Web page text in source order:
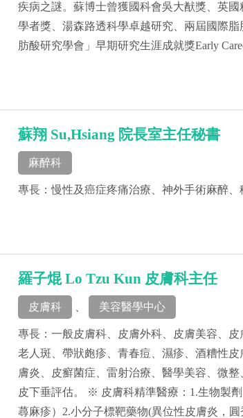
疾病之謎。蘇博士曾獲國科會吳大猷獎、英
學者獎、湯森路透科學卓越研究、兩屆國際
肪酸研究學會」早期研究生涯成就獎Early
蘇翔 Su,Hsiang 院長室主任秘書
麻醉科
專長：慢性及癌症疼痛治療、神外手術麻醉、
羅子焜 Lo Tzu Kun 皮膚科主任
皮膚科 美容醫學中心
專長：一般皮膚科、皮膚外科、皮膚美容、
老人斑、帶狀皰疹、青春痘、濕疹、酒糟性
膚炎、皮癬菌症、雷射治療、醫學美容、微
皮下垂評估。 ※ 皮膚科精準醫療：1.生物製
蕁麻疹）2.小分子標靶藥物(異位性皮膚炎，